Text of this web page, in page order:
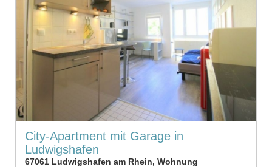
City-Apartment mit Garage in
Ludwigshafen
67061 Ludwigshafen am Rhein, Wohnung